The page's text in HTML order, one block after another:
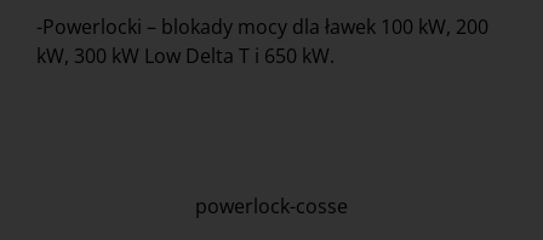
-Powerlocki – blokady mocy dla ławek 100 kW, 200
kW, 300 kW Low Delta T i 650 kW.
powerlock-cosse